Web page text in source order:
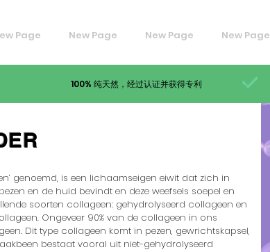
Page New Page New Page New Page
100% 纯天然，经过认证并获得专利
genoemd, is een lichaamseigen eiwit dat zich in
en de huid bevindt en deze weefsels soepel en
soorten collageen: gehydrolyseerd collageen en
Ongeveer 90% van de collageen in ons
Dit type collageen komt in pezen, gewrichtskapsel,
bestaat vooral uit niet-gehydrolyseerd